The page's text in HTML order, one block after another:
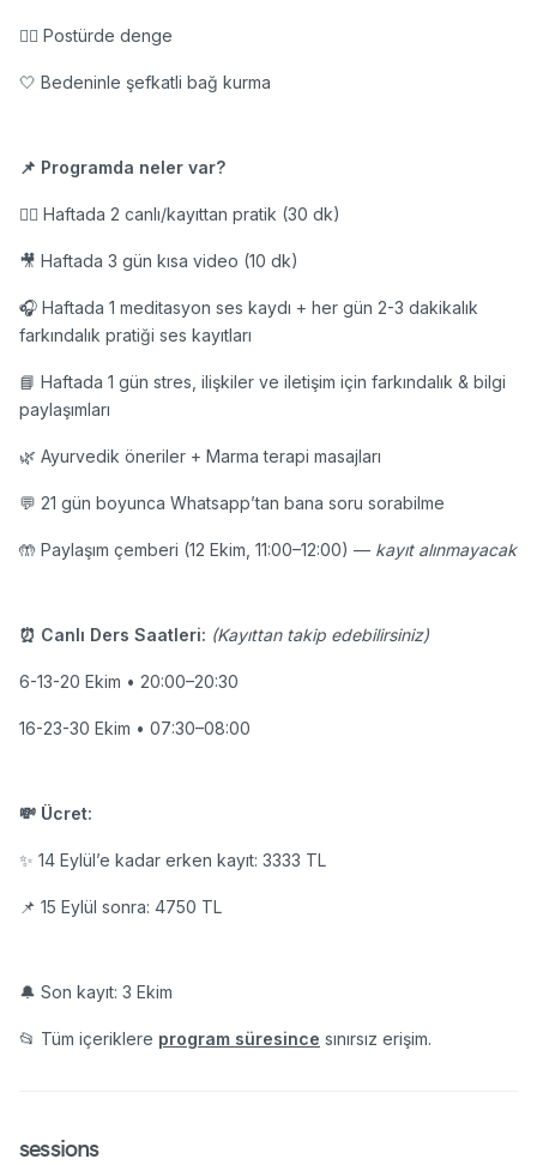
🧘‍♀️ Postürde denge
🤍 Bedeninle şefkatli bağ kurma
📌 Programda neler var?
🧘‍♀️ Haftada 2 canlı/kayıttan pratik (30 dk)
🎥 Haftada 3 gün kısa video (10 dk)
🎧 Haftada 1 meditasyon ses kaydı + her gün 2-3 dakikalık
farkındalık pratiği ses kayıtları
📘 Haftada 1 gün stres, ilişkiler ve iletişim için farkındalık & bilgi
paylaşımları
🌿 Ayurvedik öneriler + Marma terapi masajları
💬 21 gün boyunca Whatsapp’tan bana soru sorabilme
🤲 Paylaşım çemberi (12 Ekim, 11:00–12:00) — kayıt alınmayacak
⏰ Canlı Ders Saatleri: (Kayıttan takip edebilirsiniz)
6-13-20 Ekim • 20:00–20:30
16-23-30 Ekim • 07:30–08:00
💸 Ücret:
✨ 14 Eylül’e kadar erken kayıt: 3333 TL
📌 15 Eylül sonra: 4750 TL
🔔 Son kayıt: 3 Ekim
📂 Tüm içeriklere program süresince sınırsız erişim.
sessions